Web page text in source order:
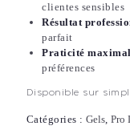
clientes sensibles
Résultat
parfait
Praticité
préférences
Disponible sur
Catégories : Gels, Pro